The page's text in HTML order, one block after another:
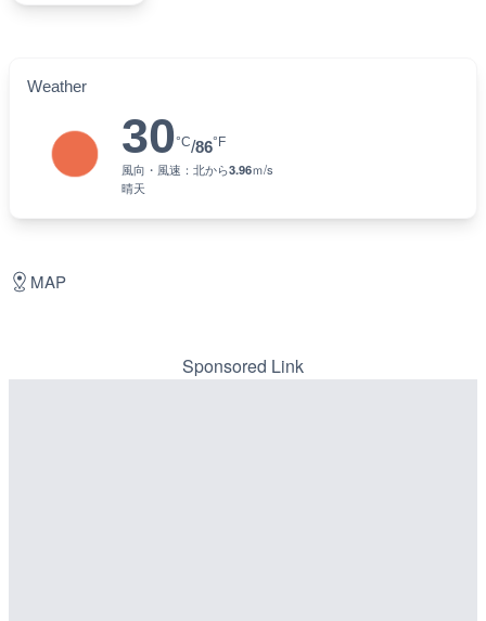
Weather
30°C/86°F
風向・風速： 北から3.96ｍ/s
晴天
MAP
Sponsored Link